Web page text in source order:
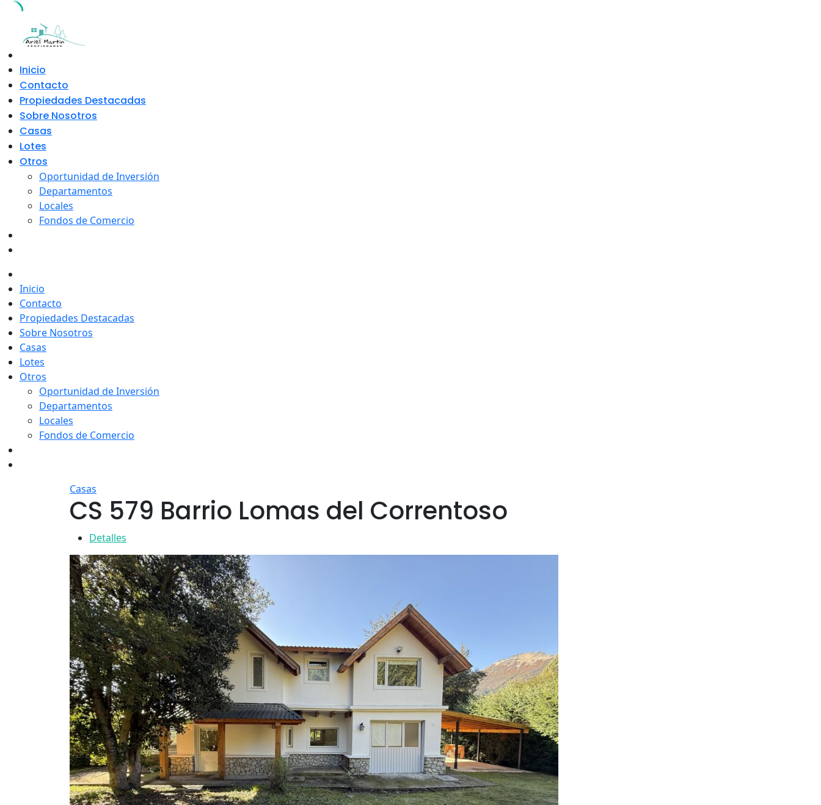
content
Inicio
Contacto
Propiedades Destacadas
Sobre Nosotros
Casas
Lotes
Otros
Oportunidad de Inversión
Departamentos
Locales
Fondos de Comercio
Inicio
Contacto
Propiedades Destacadas
Sobre Nosotros
Casas
Lotes
Otros
Oportunidad de Inversión
Departamentos
Locales
Fondos de Comercio
Casas
CS 579 Barrio Lomas del Correntoso
Detalles